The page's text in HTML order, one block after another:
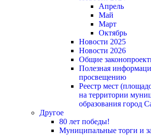
Апрель
Май
Март
Октябрь
Новости 2025
Новости 2026
Общие
Полезная
просвещению
Реестр мест
на территории
образования город
Другое
80 лет победы!
Муниципальные торги и